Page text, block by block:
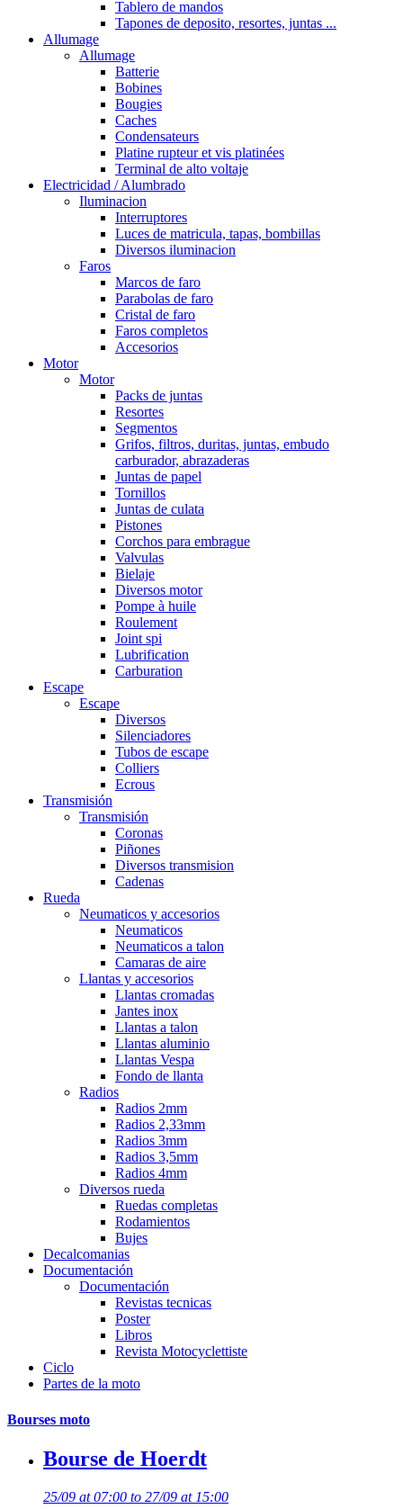
Tablero de mandos
Tapones de deposito, resortes, juntas ...
Allumage
Allumage
Batterie
Bobines
Bougies
Caches
Condensateurs
Platine rupteur et vis platinées
Terminal de alto voltaje
Electricidad / Alumbrado
Iluminacion
Interruptores
Luces de matricula, tapas, bombillas
Diversos iluminacion
Faros
Marcos de faro
Parabolas de faro
Cristal de faro
Faros completos
Accesorios
Motor
Motor
Packs de juntas
Resortes
Segmentos
Grifos, filtros, duritas, juntas, embudo
carburador, abrazaderas
Juntas de papel
Tornillos
Juntas de culata
Pistones
Corchos para embrague
Valvulas
Bielaje
Diversos motor
Pompe à huile
Roulement
Joint spi
Lubrification
Carburation
Escape
Escape
Diversos
Silenciadores
Tubos de escape
Colliers
Ecrous
Transmisión
Transmisión
Coronas
Piñones
Diversos transmision
Cadenas
Rueda
Neumaticos y accesorios
Neumaticos
Neumaticos a talon
Camaras de aire
Llantas y accesorios
Llantas cromadas
Jantes inox
Llantas a talon
Llantas aluminio
Llantas Vespa
Fondo de llanta
Radios
Radios 2mm
Radios 2,33mm
Radios 3mm
Radios 3,5mm
Radios 4mm
Diversos rueda
Ruedas completas
Rodamientos
Bujes
Decalcomanias
Documentación
Documentación
Revistas tecnicas
Poster
Libros
Revista Motocyclettiste
Ciclo
Partes de la moto
Bourses moto
Bourse de Hoerdt
25/09 at 07:00 to 27/09 at 15:00